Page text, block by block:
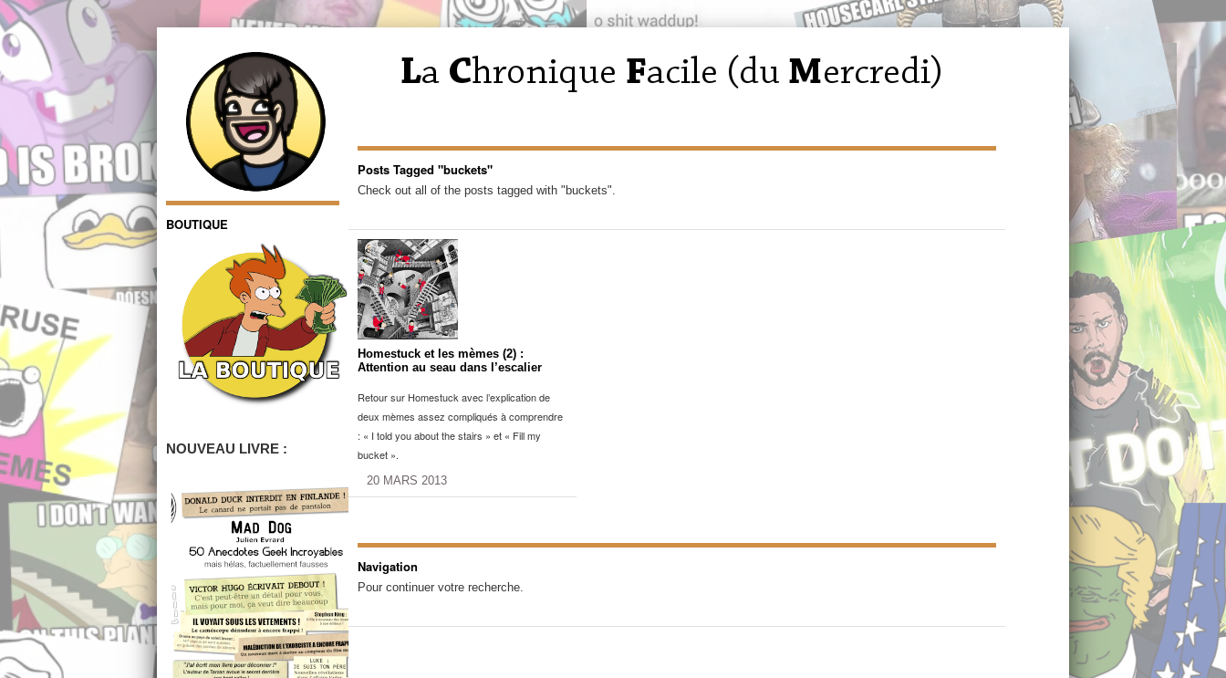
BOUTIQUE
NOUVEAU LIVRE :
Posts Tagged "buckets"
Check out all of the posts tagged with "buckets".
Homestuck et les mèmes (2) :
Attention au seau dans l’escalier
Retour sur Homestuck avec l’explication de
deux mèmes assez compliqués à comprendre
: « I told you about the stairs » et « Fill my
bucket ».
20 MARS 2013
Navigation
Pour continuer votre recherche.